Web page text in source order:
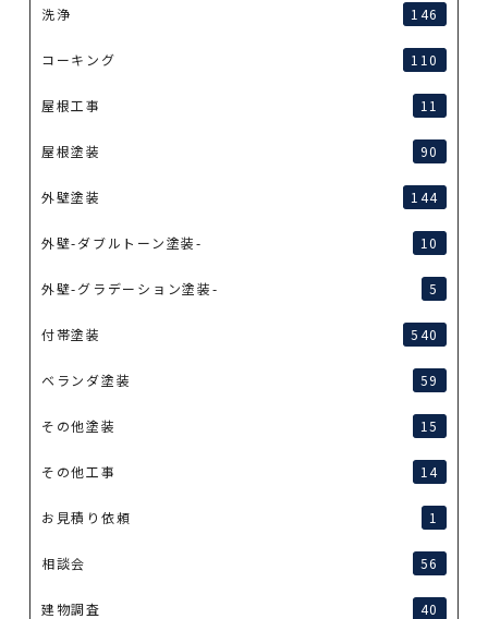
洗浄 146
コーキング 110
屋根工事 11
屋根塗装 90
外壁塗装 144
外壁-ダブルトーン塗装- 10
外壁-グラデーション塗装- 5
付帯塗装 540
ベランダ塗装 59
その他塗装 15
その他工事 14
お見積り依頼 1
相談会 56
建物調査 40